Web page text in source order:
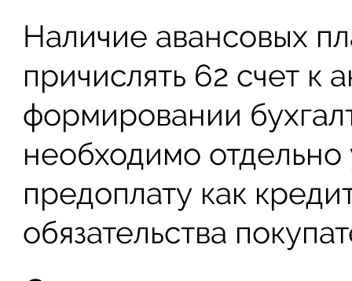
Наличие авансовых
причислять 62 счет к
формировании
необходимо отдельно
предоплату как
обязательства